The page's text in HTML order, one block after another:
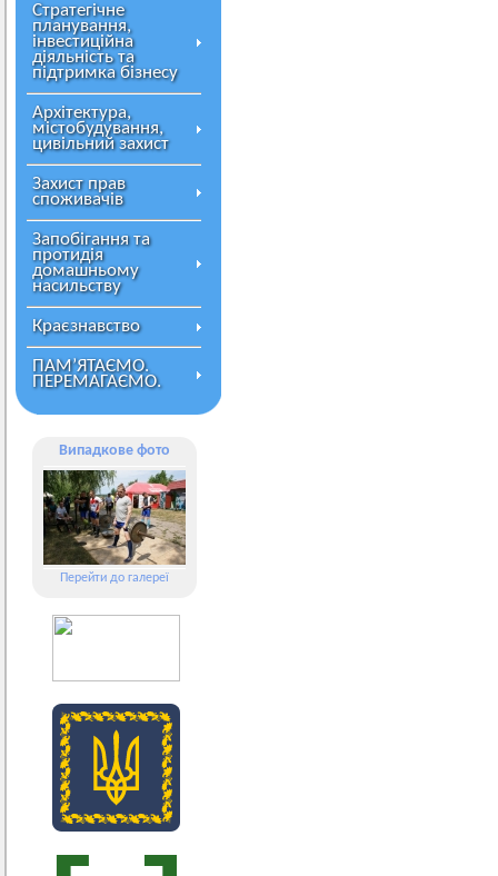
Стратегічне
планування,
інвестиційна
діяльність та
підтримка бізнесу
Архітектура,
містобудування,
цивільний захист
Захист прав
споживачів
Запобігання та
протидія
домашньому
насильству
Краєзнавство
ПАМ’ЯТАЄМО.
ПЕРЕМАГАЄМО.
Випадкове фото
Перейти до галереї